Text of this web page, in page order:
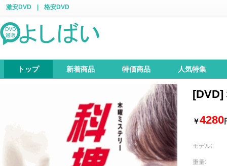
激安DVD 格安DVD
トップ 新着商品 特価商品 人気特集
[DVD]
￥4280
モデル:
重量: